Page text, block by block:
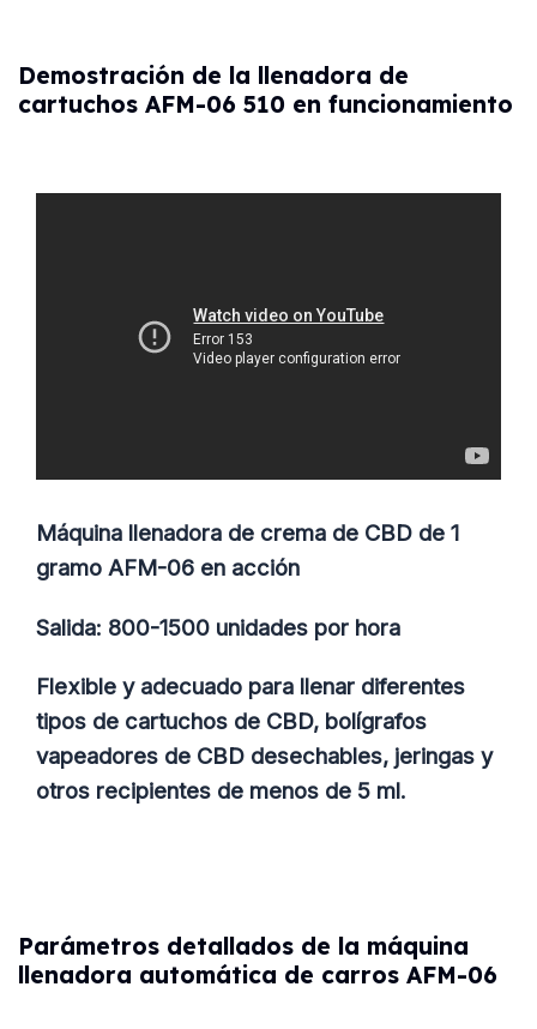
Demostración de la llenadora de
cartuchos AFM-06 510 en funcionamiento
Máquina llenadora de crema de CBD de 1
gramo AFM-06 en acción
Salida: 800-1500 unidades por hora
Flexible y adecuado para llenar diferentes
tipos de cartuchos de CBD, bolígrafos
vapeadores de CBD desechables, jeringas y
otros recipientes de menos de 5 ml.
Parámetros detallados de la máquina
llenadora automática de carros AFM-06